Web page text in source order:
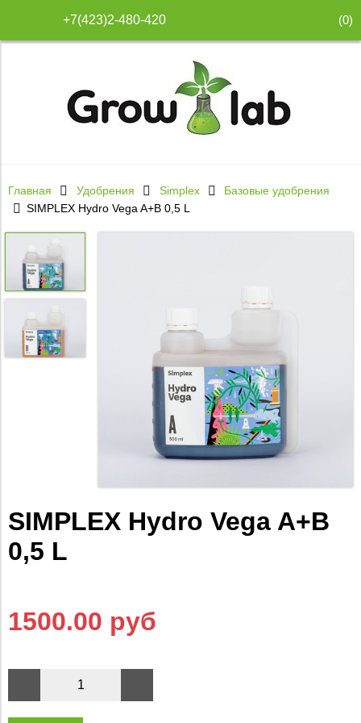
+7(423)2-480-420 (0)
Главная Удобрения Simplex
Базовые удобрения
SIMPLEX Hydro Vega A+B 0,5 L
SIMPLEX Hydro Vega A+B
0,5 L
1500.00 руб